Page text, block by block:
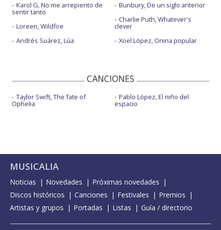
Karol G, No me arrepiento de
sentir tanto
Loreen, Wildfire
Andrés Suárez, Lúa
Bunbury, De un siglo anterior
Charlie Puth, Whatever's
clever
Xoel López, Oniria popular
CANCIONES
Taylor Swift, The fate of
Ophelia
Pablo López, El niño del
espacio
MUSICALIA
Noticias Novedades
Próximas novedades
Discos históricos
Canciones Festivales
Premios
Artistas y grupos
Portadas Listas Guía / directorio